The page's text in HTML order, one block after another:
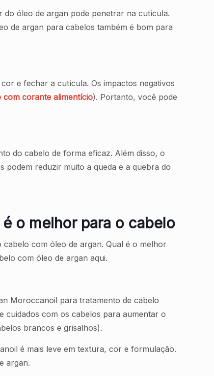
óleo de argan pode penetrar na cutícula.
de argan para cabelos também é bom para
e fechar a cutícula. Os impactos negativos
corante alimentício). Portanto, você pode
do cabelo de forma eficaz. Além disso, o
podem reduzir muito a queda e a quebra do
o melhor para o cabelo
com óleo de argan. Qual é o melhor
com óleo de argan aqui.
Moroccanoil para tratamento de cabelo
com os cabelos para aumentar o
brancos e grisalhos).
é mais leve em textura, cor e formulação.
argan.